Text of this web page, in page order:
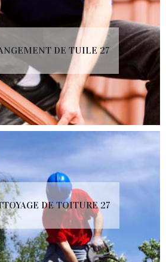
DE TUILE 27
DE TOITURE 27